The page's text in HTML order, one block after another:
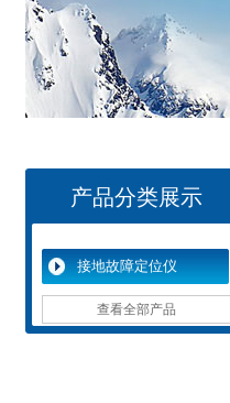
产品分类展示
接地故障定位仪
查看全部产品